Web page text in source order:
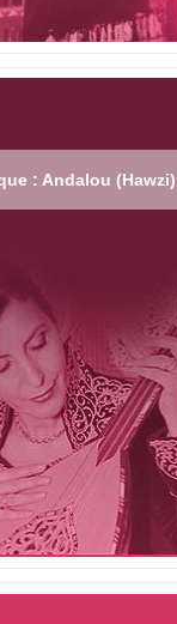
: Andalou (Hawzi)